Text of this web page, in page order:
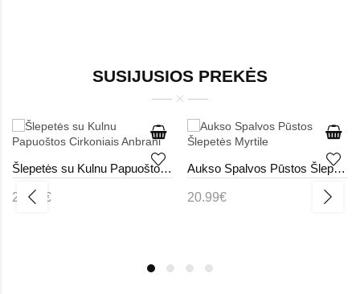
SUSIJUSIOS PREKĖS
Šlepetės su Kulnu Papuoštos Cirkoniais Anbrani
25.99€
Aukso Spalvos Pūstos Šlepetės Myrtile
20.99€